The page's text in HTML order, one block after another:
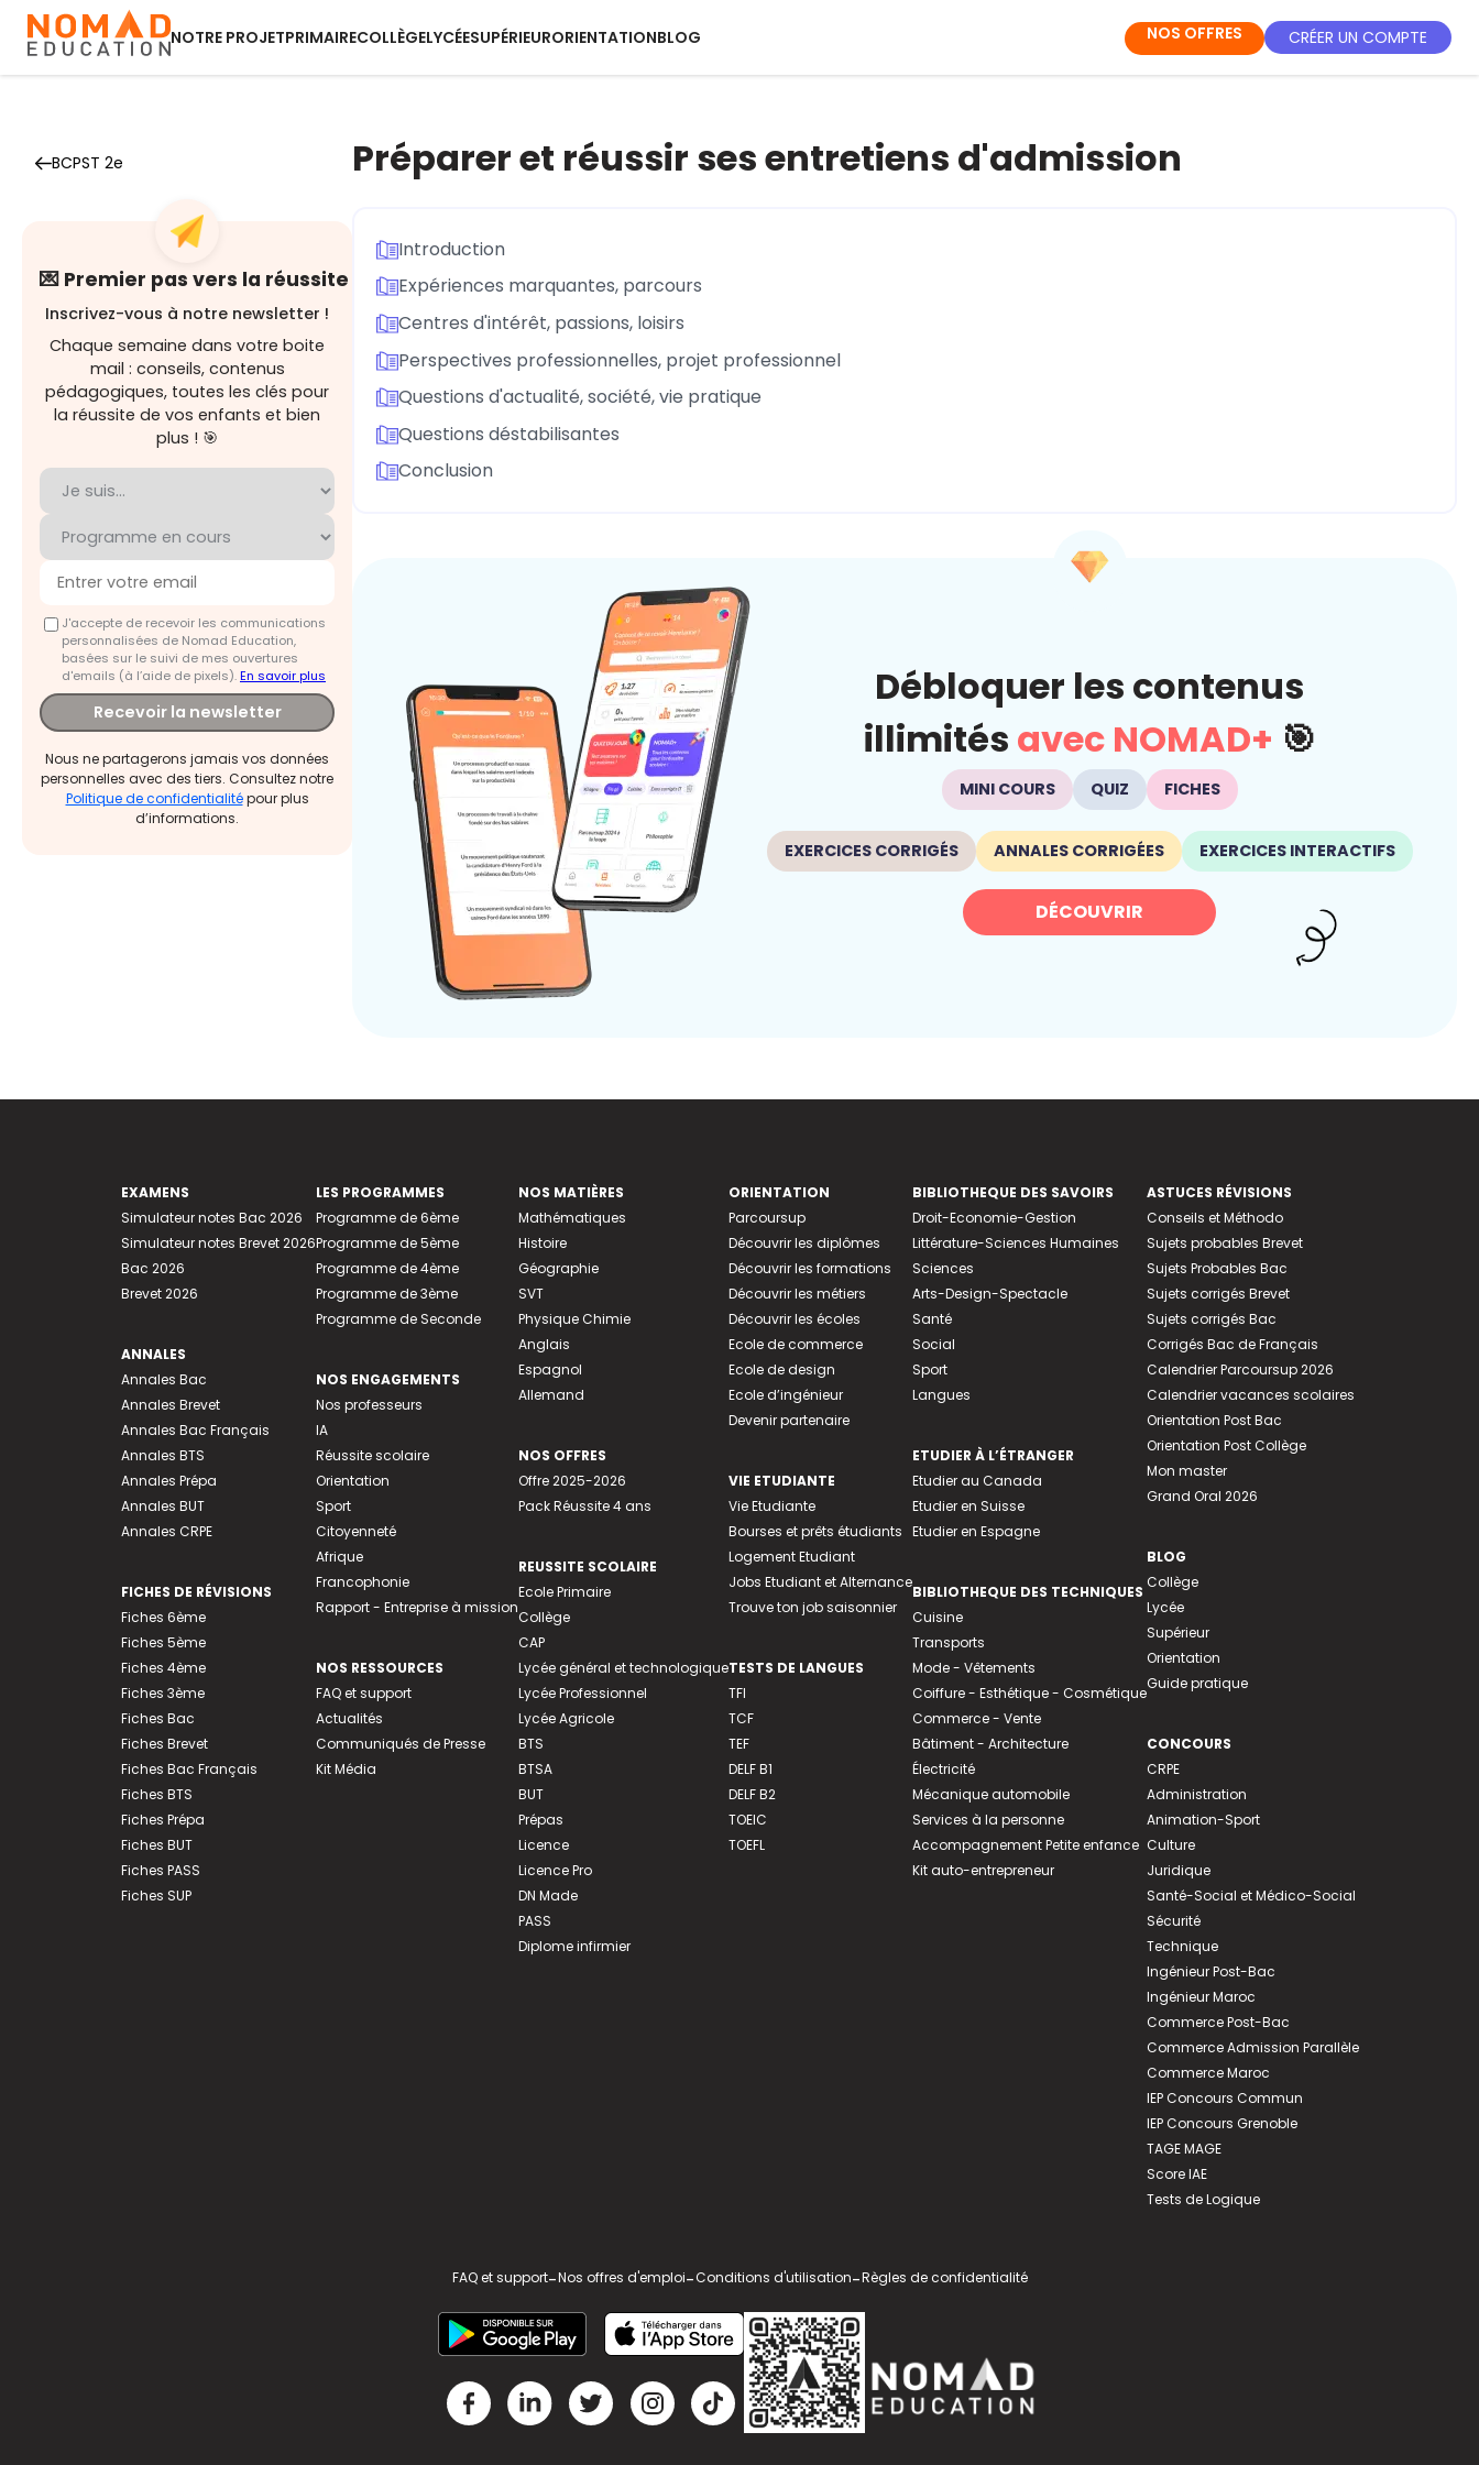
NOTRE PROJETPRIMAIRECOLLÈGELYCÉESUPÉRIEURORIENTATIONBLOG NOS OFFRES CRÉER UN COMPTE
BCPST 2e
💌 Premier pas vers la réussite
Inscrivez-vous à notre newsletter !
Chaque semaine dans votre boite
mail : conseils, contenus
pédagogiques, toutes les clés pour
la réussite de vos enfants et bien
plus ! 🎯
J'accepte de recevoir les communications
personnalisées de Nomad Education,
basées sur le suivi de mes ouvertures
d'emails (à l’aide de pixels).En savoir plus
Recevoir la newsletter
Nous ne partagerons jamais vos données
personnelles avec des tiers. Consultez notre
Politique de confidentialitépour plus
d’informations.
Préparer et réussir ses entretiens d'admission
Introduction
Expériences marquantes, parcours
Centres d'intérêt, passions, loisirs
Perspectives professionnelles, projet professionnel
Questions d'actualité, société, vie pratique
Questions déstabilisantes
Conclusion
Débloquer les contenus
illimités avec NOMAD+ 🎯
MINI COURS QUIZ FICHES
EXERCICES CORRIGÉS ANNALES CORRIGÉES EXERCICES INTERACTIFS
DÉCOUVRIR
EXAMENS
Simulateur notes Bac 2026
Simulateur notes Brevet 2026
Bac 2026
Brevet 2026
ANNALES
Annales Bac
Annales Brevet
Annales Bac Français
Annales BTS
Annales Prépa
Annales BUT
Annales CRPE
FICHES DE RÉVISIONS
Fiches 6ème
Fiches 5ème
Fiches 4ème
Fiches 3ème
Fiches Bac
Fiches Brevet
Fiches Bac Français
Fiches BTS
Fiches Prépa
Fiches BUT
Fiches PASS
Fiches SUP
LES PROGRAMMES
Programme de 6ème
Programme de 5ème
Programme de 4ème
Programme de 3ème
Programme de Seconde
NOS ENGAGEMENTS
Nos professeurs
IA
Réussite scolaire
Orientation
Sport
Citoyenneté
Afrique
Francophonie
Rapport - Entreprise à mission
NOS RESSOURCES
FAQ et support
Actualités
Communiqués de Presse
Kit Média
NOS MATIÈRES
Mathématiques
Histoire
Géographie
SVT
Physique Chimie
Anglais
Espagnol
Allemand
NOS OFFRES
Offre 2025-2026
Pack Réussite 4 ans
REUSSITE SCOLAIRE
Ecole Primaire
Collège
CAP
Lycée général et technologique
Lycée Professionnel
Lycée Agricole
BTS
BTSA
BUT
Prépas
Licence
Licence Pro
DN Made
PASS
Diplome infirmier
ORIENTATION
Parcoursup
Découvrir les diplômes
Découvrir les formations
Découvrir les métiers
Découvrir les écoles
Ecole de commerce
Ecole de design
Ecole d’ingénieur
Devenir partenaire
VIE ETUDIANTE
Vie Etudiante
Bourses et prêts étudiants
Logement Etudiant
Jobs Etudiant et Alternance
Trouve ton job saisonnier
TESTS DE LANGUES
TFI
TCF
TEF
DELF B1
DELF B2
TOEIC
TOEFL
BIBLIOTHEQUE DES SAVOIRS
Droit-Economie-Gestion
Littérature-Sciences Humaines
Sciences
Arts-Design-Spectacle
Santé
Social
Sport
Langues
ETUDIER À L’ÉTRANGER
Etudier au Canada
Etudier en Suisse
Etudier en Espagne
BIBLIOTHEQUE DES TECHNIQUES
Cuisine
Transports
Mode - Vêtements
Coiffure - Esthétique - Cosmétique
Commerce - Vente
Bâtiment - Architecture
Électricité
Mécanique automobile
Services à la personne
Accompagnement Petite enfance
Kit auto-entrepreneur
ASTUCES RÉVISIONS
Conseils et Méthodo
Sujets probables Brevet
Sujets Probables Bac
Sujets corrigés Brevet
Sujets corrigés Bac
Corrigés Bac de Français
Calendrier Parcoursup 2026
Calendrier vacances scolaires
Orientation Post Bac
Orientation Post Collège
Mon master
Grand Oral 2026
BLOG
Collège
Lycée
Supérieur
Orientation
Guide pratique
CONCOURS
CRPE
Administration
Animation-Sport
Culture
Juridique
Santé-Social et Médico-Social
Sécurité
Technique
Ingénieur Post-Bac
Ingénieur Maroc
Commerce Post-Bac
Commerce Admission Parallèle
Commerce Maroc
IEP Concours Commun
IEP Concours Grenoble
TAGE MAGE
Score IAE
Tests de Logique
FAQ et support-Nos offres d'emploi-Conditions d'utilisation-Règles de confidentialité